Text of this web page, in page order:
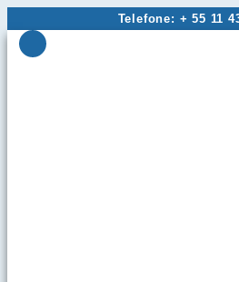
para
Telefone: + 55 11